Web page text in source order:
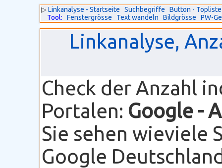
▷Linkanalyse - Startseite Suchbegriffe
Button - Topliste
Tool:
Fenstergrösse Text wandeln Bildgrösse PW-
Linkanalyse,
Check der Anzahl
Portalen: Google -
Sie sehen wieviele
Google